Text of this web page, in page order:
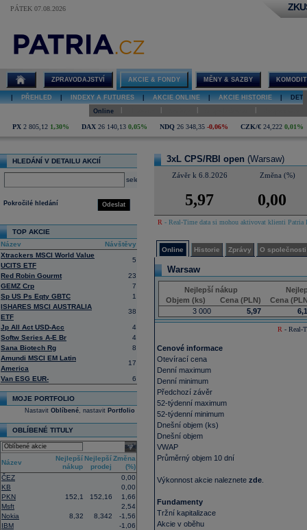
PÁTEK 07.08.2026
3xL CPS/RBI
open online
ZPRAVODAJSTVÍ AKCIE & FONDY MĚNY & SAZBY
PŘEHLED INDEXY A FUTURES AKCIE ONLINE AKCIE HISTORIE
Online
PX 2 805,12 1,30% DAX 26 140,13 0,05% NDQ 26 348,35 -0,06% CZK/€ 24,222 0,01%
HLEDÁNÍ V DETAILU AKCIÍ
select
Odeslat
Pokročilé hledání
TOP AKCIE
Název
Návštěvy
Xtrackers MSCI World Value
UCITS ETF
5
Red Robin Gourmt
23
GEMZ Crp
7
Sp US Ps Eqty GBTC
1
ISHARES MSCI AUSTRALIA
ETF
38
Jp All Act USD-Acc
4
Softw Series A-E Br
4
Sana Biotech Rg
8
Amundi MSCI EM Latin
America
17
Van ESG EUR- 6
MOJE PORTFOLIO
Nastavit Oblíbené, nastavit Portfolio
OBLÍBENÉ TITULY
select
Název
Nejlepší
nákup
Nejlepší
prodej
Změna
(%)
ČEZ
0,00
KB
0,00
PKN
152,1 152,16
1,66
Msft
2,54
Nokia
8,32 8,342
-1,56
IBM
-1,06
3xL CPS/RBI open (Warsaw)
Závěr k 6.8.2026 Změna (%)
5,97 0,00
R - Real-Time data si mohou aktivovat klienti
Online Historie Zprávy O společnosti
Warsaw
Nejlepší nákup
Objem (ks)
Cena (PLN)
Cena
3 000
5,97
R - Real-
Cenové informace
Otevírací cena
Denní maximum
Denní minimum
Předchozí závěr
52-týdenní maximum
52-týdenní minimum
Dnešní objem (ks)
Dnešní objem
VWAP
Průměrný objem 10 dní
Výkonnost akcie naleznete zde
Fundamenty
Tržní kapitalizace
Akcie v oběhu